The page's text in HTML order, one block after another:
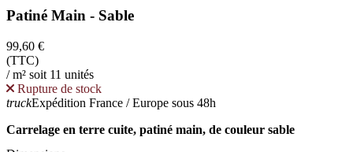
Patiné Main - Sable
99,60 €
(TTC)
/ m² soit 11 unités
Rupture de stock
truckExpédition France / Europe sous 48h
Carrelage en terre cuite, patiné main, de couleur sable